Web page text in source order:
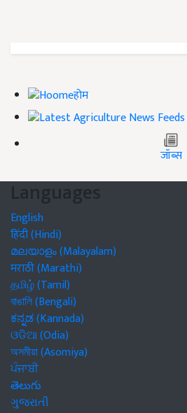
होम
जॉब्स
Languages
English
हिंदी (Hindi)
മലയാളം (Malayalam)
मराठी (Marathi)
தமிழ் (Tamil)
বাঙালি (Bengali)
ಕನ್ನಡ (Kannada)
ଓଡିଆ (Odia)
অসমীয়া (Asomiya)
ਪੰਜਾਬੀ
తెలుగు
ગુજરાતી